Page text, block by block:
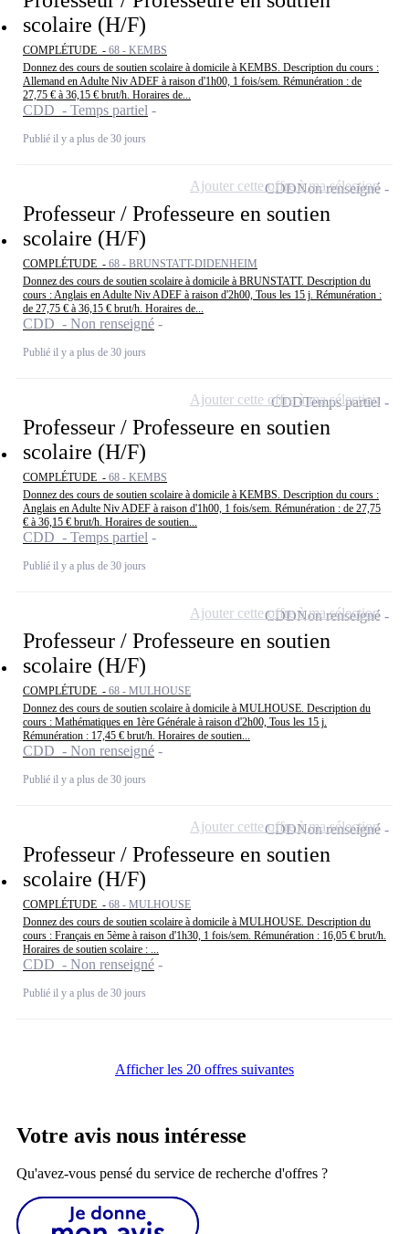
scolaire (H/F)
COMPLÉTUDE - 68 - KEMBS
Donnez des cours de soutien scolaire à domicile à KEMBS. Description du cours :
Allemand en Adulte Niv ADEF à raison d'1h00, 1 fois/sem. Rémunération : de
27,75 € à 36,15 € brut/h. Horaires de...
CDD - Temps partiel
Publié il y a plus de 30 jours
Professeur / Professeure en soutien
scolaire (H/F)
COMPLÉTUDE - 68 - BRUNSTATT-DIDENHEIM
Donnez des cours de soutien scolaire à domicile à BRUNSTATT. Description du
cours : Anglais en Adulte Niv ADEF à raison d'2h00, Tous les 15 j. Rémunération :
de 27,75 € à 36,15 € brut/h. Horaires de...
CDD - Non renseigné
Publié il y a plus de 30 jours
CDDNon renseigné
Ajouter cette offre à ma sélection
Professeur / Professeure en soutien
scolaire (H/F)
COMPLÉTUDE - 68 - KEMBS
Donnez des cours de soutien scolaire à domicile à KEMBS. Description du cours :
Anglais en Adulte Niv ADEF à raison d'1h00, 1 fois/sem. Rémunération : de 27,75
€ à 36,15 € brut/h. Horaires de soutien...
CDD - Temps partiel
Publié il y a plus de 30 jours
CDDTemps partiel
Ajouter cette offre à ma sélection
Professeur / Professeure en soutien
scolaire (H/F)
COMPLÉTUDE - 68 - MULHOUSE
Donnez des cours de soutien scolaire à domicile à MULHOUSE. Description du
cours : Mathématiques en 1ère Générale à raison d'2h00, Tous les 15 j.
Rémunération : 17,45 € brut/h. Horaires de soutien...
CDD - Non renseigné
Publié il y a plus de 30 jours
CDDNon renseigné
Ajouter cette offre à ma sélection
Professeur / Professeure en soutien
scolaire (H/F)
COMPLÉTUDE - 68 - MULHOUSE
Donnez des cours de soutien scolaire à domicile à MULHOUSE. Description du
cours : Français en 5ème à raison d'1h30, 1 fois/sem. Rémunération : 16,05 € brut/h.
Horaires de soutien scolaire : ...
CDD - Non renseigné
Publié il y a plus de 30 jours
CDDNon renseigné
Ajouter cette offre à ma sélection
Afficher les 20 offres suivantes
Votre avis nous intéresse
Qu'avez-vous pensé du service de recherche d'offres ?